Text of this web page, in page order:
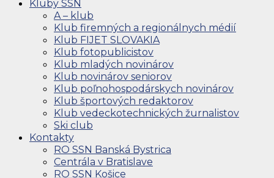
Kluby SSN
A – klub
Klub firemných a regionálnych médií
Klub FIJET SLOVAKIA
Klub fotopublicistov
Klub mladých novinárov
Klub novinárov seniorov
Klub poľnohospodárskych novinárov
Klub športových redaktorov
Klub vedeckotechnických žurnalistov
Ski club
Kontakty
RO SSN Banská Bystrica
Centrála v Bratislave
RO SSN Košice